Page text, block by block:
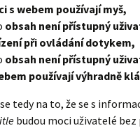
s webem používají myš,
obsah není přístupný
při ovládání dotykem,
obsah není přístupný
používají výhradně
tedy na to, že se s
budou moci uživatelé